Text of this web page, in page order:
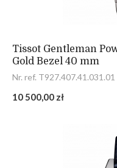
Tissot Gentleman
Gold Bezel 40 mm
Nr. ref. T927.407.41.031.01
10 500,00 zł